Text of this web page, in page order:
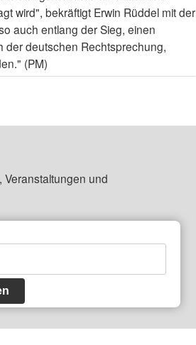
wird", bekräftigt Erwin Rüddel mit der
auch entlang der Sieg, einen
der deutschen Rechtsprechung,
(PM)
Veranstaltungen und